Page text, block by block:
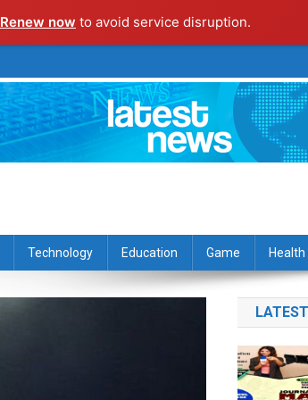
Renew now to avoid service disruption.
Technology Education Game Health